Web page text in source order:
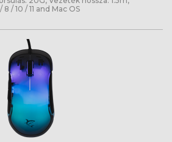
/ 10 / 11 and Mac OS